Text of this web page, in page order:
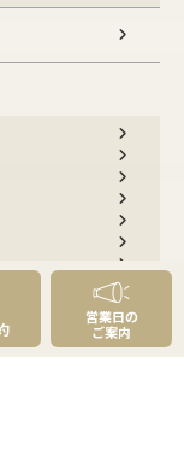
営業日の
ご案内